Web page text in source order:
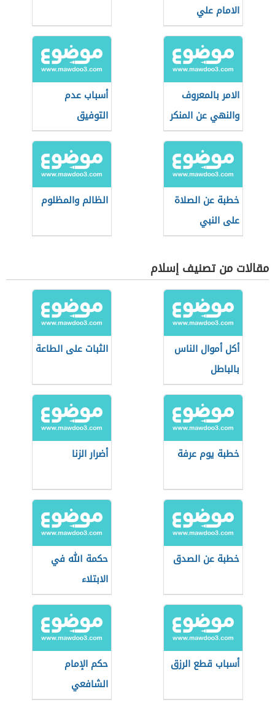
الامام علي
الامر بالمعروف
والنهي عن المنكر
أسباب عدم
التوفيق
خطبة عن الصلاة
على النبي
الظالم والمظلوم
مقالات من تصنيف إسلام
أكل أموال الناس
بالباطل
الثبات على الطاعة
خطبة يوم عرفة أضرار الزنا
خطبة عن الصدق
حكمة الله في
الابتلاء
أسباب قطع الرزق
حكم الإمام
الشافعي